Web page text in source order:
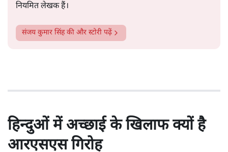
नियमित लेखक हैं।
संजय कुमार सिंहकी और स्टोरी पढ़ें
हिन्दुओं में अच्छाई के खिलाफ क्यों है
आरएसएस गिरोह